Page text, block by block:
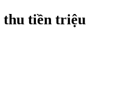
thu tiền triệu